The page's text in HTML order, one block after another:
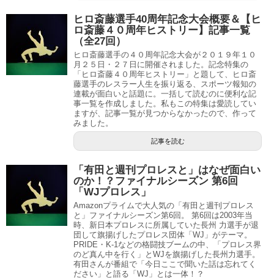
ヒロ斎藤選手40周年記念大会概要＆【ヒ
ロ斎藤４０周年ヒストリー】記事一覧
（全27回）
ヒロ斎藤選手の４０周年記念大会が２０１９年１０
月２５日・２７日に開催されました。記念特集の
「ヒロ斎藤４０周年ヒストリー」と題して、ヒロ斎
藤選手のレスラー人生を振り返る、スポーツ報知の
連載が面白いと話題に。一括して読むのに便利な記
事一覧を作成しました。私もこの特集は愛読してい
ますが、記事一覧が見つからなかったので、作って
みました。
記事を読む
「有田と週刊プロレスと」はなぜ面白い
のか！？ファイナルシーズン 第6回
「WJプロレス」
Amazonプライムで大人気の「有田と週刊プロレス
と」ファイナルシーズン第6回。 第6回は2003年当
時、新日本プロレスに所属していた長州 力選手が退
団して旗揚げしたプロレス団体「WJ」がテーマ。
PRIDE・K-1などの格闘技ブームの中、「プロレス界
のど真ん中を行く」とWJを旗揚げした長州力選手。
有田さんが番組で「今日ここで聞いた話は忘れてく
ださい」と語る「WJ」とは一体！？